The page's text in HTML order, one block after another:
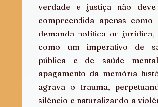
verdade e justiça não deve
compreendida apenas como
demanda política ou jurídica,
como um imperativo de
pública e de saúde
apagamento da memória
agrava o trauma,
silêncio e naturalizando a